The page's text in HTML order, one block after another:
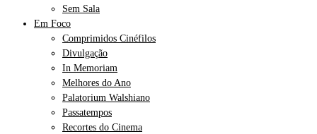
Sem Sala
Em Foco
Comprimidos Cinéfilos
Divulgação
In Memoriam
Melhores do Ano
Palatorium Walshiano
Passatempos
Recortes do Cinema